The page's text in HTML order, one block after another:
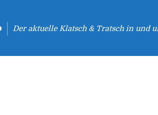
Der aktuelle Klatsch & Tratsch in und